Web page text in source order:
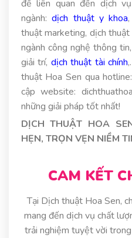
đề liên quan đến dịch
ngành:dịch thuật y khoa
thuật marketing, dịch
ngành công nghệ thông
giải trí, dịch thuật tài chính
thuật Hoa Sen qua
cập website:
những giải pháp tốt nhất!
DỊCH THUẬT HOA
HẸN, TRỌN VẸN NIỀM
CAM KẾT
Tại Dịch thuật Hoa Sen,
mang đến dịch vụ chất
trải nghiệm tuyệt vời